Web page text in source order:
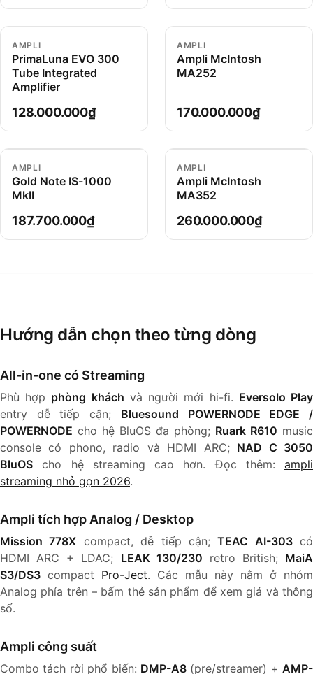
AMPLI
PrimaLuna EVO 300
Tube Integrated
Amplifier
128.000.000₫
AMPLI
Ampli McIntosh
MA252
170.000.000₫
AMPLI
Gold Note IS-1000
MkII
187.700.000₫
AMPLI
Ampli McIntosh
MA352
260.000.000₫
Hướng dẫn chọn theo từng dòng
All-in-one có Streaming
Phù hợp phòng khách và người mới hi-fi. Eversolo Play
entry dễ tiếp cận; Bluesound POWERNODE EDGE /
POWERNODE cho hệ BluOS đa phòng; Ruark R610 music
console có phono, radio và HDMI ARC; NAD C 3050
BluOS cho hệ streaming cao hơn. Đọc thêm: ampli
streaming nhỏ gọn 2026.
Ampli tích hợp Analog / Desktop
Mission 778X compact, dễ tiếp cận;TEAC AI-303có
HDMI ARC + LDAC; LEAK 130/230 retro British; MaiA
S3/DS3 compact Pro-Ject. Các mẫu này nằm ở nhóm
Analog phía trên – bấm thẻ sản phẩm để xem giá và thông
số.
Ampli công suất
Combo tách rời phổ biến: DMP-A8(pre/streamer) + AMP-